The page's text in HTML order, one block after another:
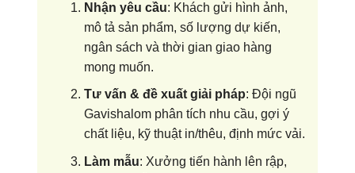
Nhận yêu cầu: Khách gửi hình ảnh,
mô tả sản phẩm, số lượng dự kiến,
ngân sách và thời gian giao hàng
mong muốn.
Tư vấn & đề xuất giải pháp: Đội ngũ
Gavishalom phân tích nhu cầu, gợi ý
chất liệu, kỹ thuật in/thêu, định mức vải.
Làm mẫu: Xưởng tiến hành lên rập,